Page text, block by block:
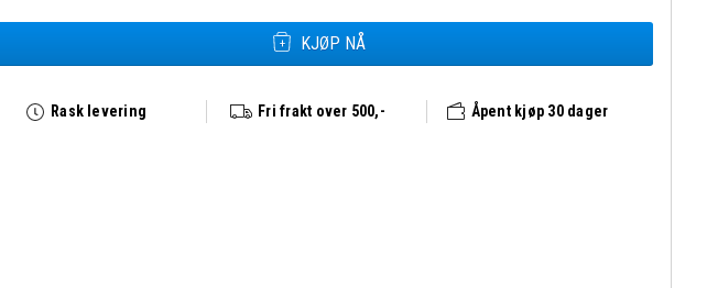
KJØP NÅ
Rask levering Fri frakt over 500,- Åpent kjøp 30 dager